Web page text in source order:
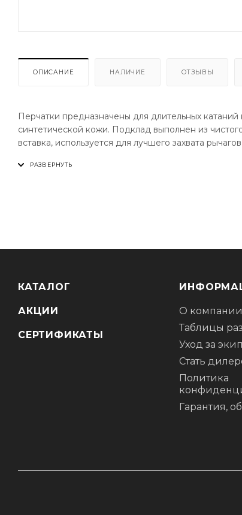
ОПИСАНИЕ НАЛИЧИЕ ОТЗЫВЫ
Перчатки предназначены для длительных
синтетической кожи. Подклад выполнен из
вставка, используется для лучшего захвата
КАТАЛОГ
АКЦИИ
СЕРТИФИКАТЫ
О компании
Таблицы
Уход за
Стать
Политика
Гарантия,